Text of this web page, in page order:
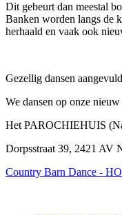
Dit gebeurt dan meestal
Banken worden langs de
herhaald en vaak ook
Gezellig dansen
We dansen op onze
Het PAROCHIEHUIS
Dorpsstraat 39, 2421
Country Barn Dance -